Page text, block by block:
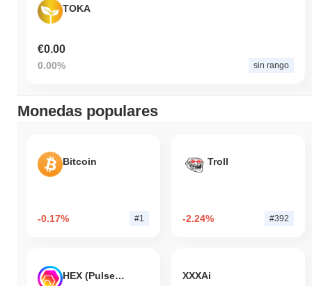
TOKA
€0.00
0.00% sin rango
Monedas populares
Bitcoin
-0.17% #1
Troll
-2.24% #392
HEX (Pulsechain) XXXAi